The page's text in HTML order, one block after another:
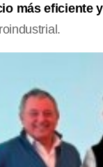
más eficiente